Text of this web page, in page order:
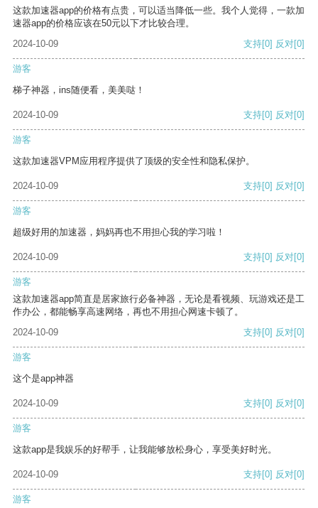
这款加速器app的价格有点贵，可以适当降低一些。我个人觉得，一款加
速器app的价格应该在50元以下才比较合理。
2024-10-09
支持[0] 反对[0]
游客
梯子神器，ins随便看，美美哒！
2024-10-09 支持[0] 反对[0]
游客
这款加速器VPM应用程序提供了顶级的安全性和隐私保护。
2024-10-09 支持[0] 反对[0]
游客
超级好用的加速器，妈妈再也不用担心我的学习啦！
2024-10-09 支持[0] 反对[0]
游客
这款加速器app简直是居家旅行必备神器，无论是看视频、玩游戏还是工
作办公，都能畅享高速网络，再也不用担心网速卡顿了。
2024-10-09
支持[0] 反对[0]
游客
这个是app神器
2024-10-09 支持[0] 反对[0]
游客
这款app是我娱乐的好帮手，让我能够放松身心，享受美好时光。
2024-10-09 支持[0] 反对[0]
游客